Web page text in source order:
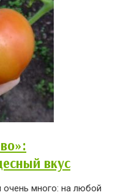
вкус
очень много: на любой